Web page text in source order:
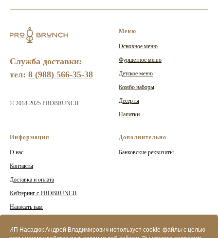
Служба доставки:
тел: 8 (988) 566-35-38
© 2018-2025 PROBRUNCH
Меню
Основное меню
Фуршетное меню
Детское меню
Комбо наборы
Десерты
Напитки
Информация
О нас
Контакты
Доставка и оплата
Кейтеринг с PROBRUNCH
Написать нам
Политика конфиденциальности
Дополнительно
Банковские реквизиты
ИП Насадюк Андрей Владимирович использует cookie-файлы с целью